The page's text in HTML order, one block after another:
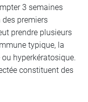
3 semaines
premiers
prendre plusieurs
typique, la
hyperkératosique.
constituent des